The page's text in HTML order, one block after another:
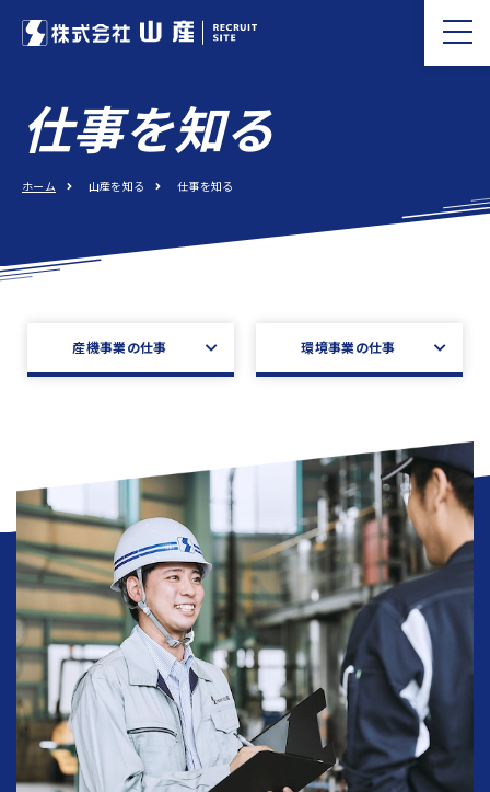
仕事を知る
ホーム 山産を知る 仕事を知る
産機事業の仕事 環境事業の仕事